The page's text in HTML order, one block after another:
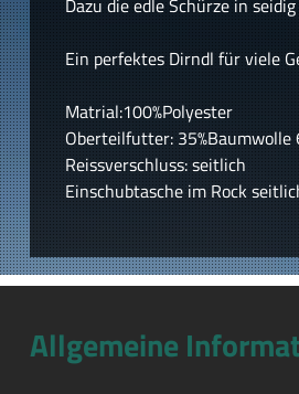
Dazu die edle Schürze in
Ein perfektes Dirndl für viele
Matrial:100%Polyester
Oberteilfutter: 35%Baumwolle
Reissverschluss: seitlich
Einschubtasche im Rock
Allgemeine